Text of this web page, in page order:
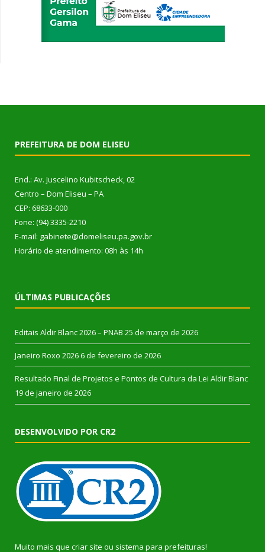
PREFEITURA DE DOM ELISEU
End.: Av. Juscelino Kubitscheck, 02
Centro – Dom Eliseu – PA
CEP: 68633-000
Fone: (94) 3335-2210
E-mail: gabinete@domeliseu.pa.gov.br
Horário de atendimento: 08h às 14h
ÚLTIMAS PUBLICAÇÕES
Editais Aldir Blanc 2026 – PNAB 25 de março de 2026
Janeiro Roxo 2026 6 de fevereiro de 2026
Resultado Final de Projetos e Pontos de Cultura da Lei Aldir Blanc
19 de janeiro de 2026
DESENVOLVIDO POR CR2
Muito mais que criar site ou sistema para prefeituras!